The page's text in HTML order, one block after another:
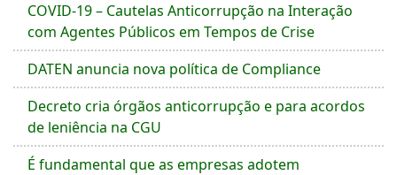
COVID-19 – Cautelas Anticorrupção na Interação
com Agentes Públicos em Tempos de Crise
DATEN anuncia nova política de Compliance
Decreto cria órgãos anticorrupção e para acordos
de leniência na CGU
É fundamental que as empresas adotem